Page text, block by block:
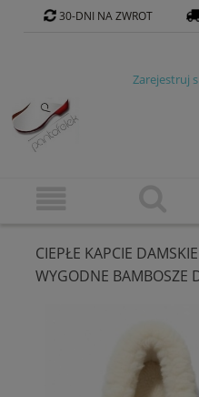
Zarejestruj
30-DNI NA ZWROT
CIEPŁE KAPCIE
WYGODNE BAMBOSZE